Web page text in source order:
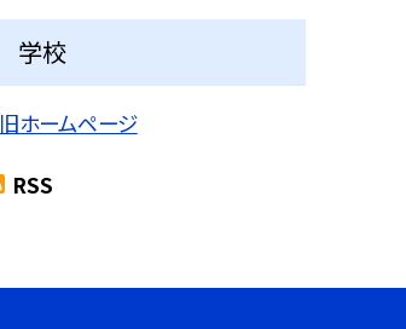
学校
旧ホームページ
RSS